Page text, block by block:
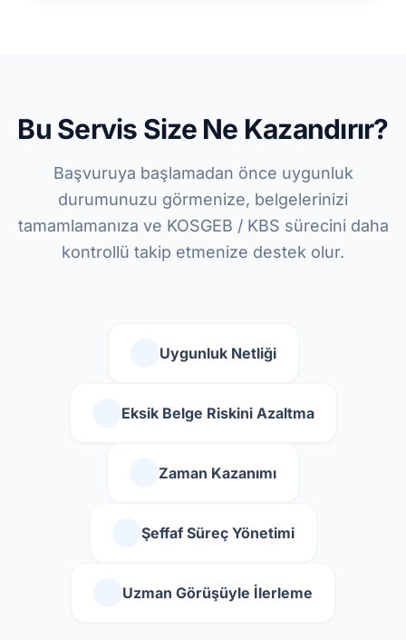
Bu Servis Size Ne Kazandırır?
Başvuruya başlamadan önce uygunluk
durumunuzu görmenize, belgelerinizi
tamamlamanıza ve KOSGEB / KBS sürecini daha
kontrollü takip etmenize destek olur.
Uygunluk Netliği
Eksik Belge Riskini Azaltma
Zaman Kazanımı
Şeffaf Süreç Yönetimi
Uzman Görüşüyle İlerleme